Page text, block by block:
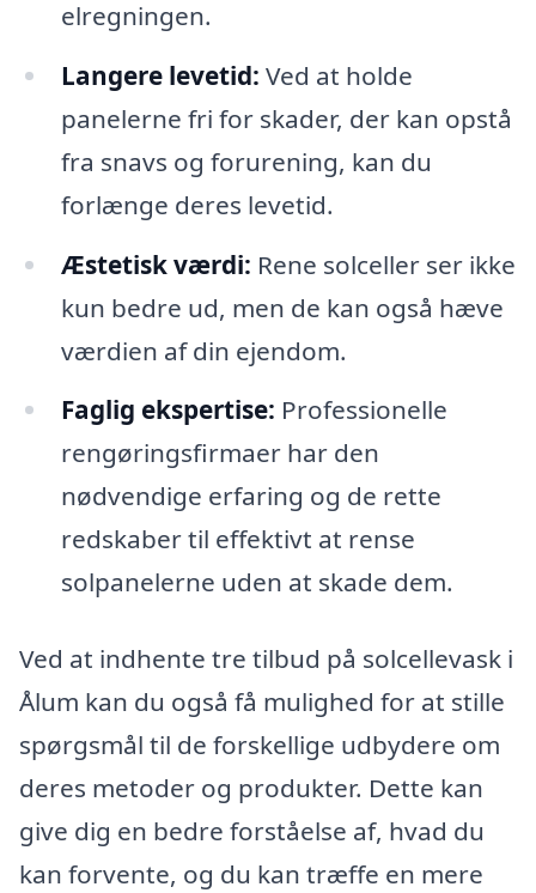
elregningen.
Langere levetid: Ved at holde
panelerne fri for skader, der kan opstå
fra snavs og forurening, kan du
forlænge deres levetid.
Æstetisk værdi: Rene solceller ser ikke
kun bedre ud, men de kan også hæve
værdien af din ejendom.
Faglig ekspertise: Professionelle
rengøringsfirmaer har den
nødvendige erfaring og de rette
redskaber til effektivt at rense
solpanelerne uden at skade dem.
Ved at indhente tre tilbud på solcellevask i
Ålum kan du også få mulighed for at stille
spørgsmål til de forskellige udbydere om
deres metoder og produkter. Dette kan
give dig en bedre forståelse af, hvad du
kan forvente, og du kan træffe en mere